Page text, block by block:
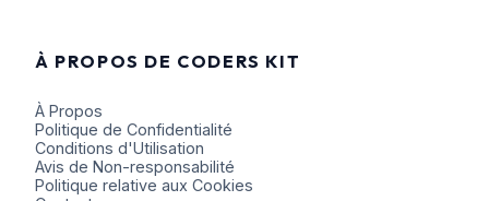
À PROPOS DE CODERS KIT
À Propos
Politique de Confidentialité
Conditions d'Utilisation
Avis de Non-responsabilité
Politique relative aux Cookies